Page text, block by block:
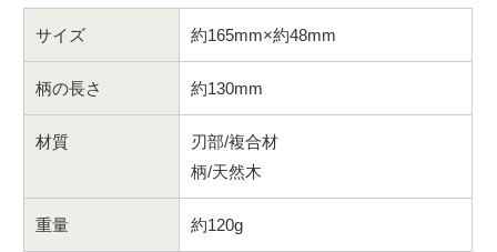
サイズ 約165mm×約48mm
柄の長さ 約130mm
材質
刃部/複合材
柄/天然木
重量 約120g